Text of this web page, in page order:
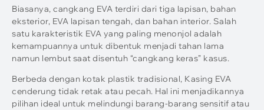
Biasanya, cangkang EVA terdiri dari tiga lapisan, bahan
eksterior, EVA lapisan tengah, dan bahan interior. Salah
satu karakteristik EVA yang paling menonjol adalah
kemampuannya untuk dibentuk menjadi tahan lama
namun lembut saat disentuh “cangkang keras” kasus.
Berbeda dengan kotak plastik tradisional, Kasing EVA
cenderung tidak retak atau pecah. Hal ini menjadikannya
pilihan ideal untuk melindungi barang-barang sensitif atau